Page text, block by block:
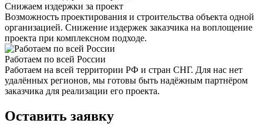
Снижаем издержки за проект
Возможность проектирования и строительства объекта одной
организацией. Снижение издержек заказчика на воплощение
проекта при комплексном подходе.
Работаем по всей России
Работаем на всей территории РФ и стран СНГ. Для нас нет
удалённых регионов, мы готовы быть надёжным партнёром
заказчика для реализации его проекта.
Оставить заявку